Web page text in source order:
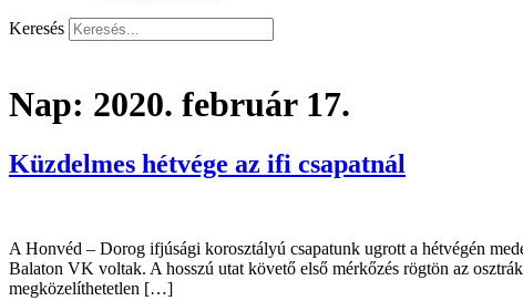
Keresés
Nap: 2020. február 17.
Küzdelmes hétvége az ifi csapatnál
A Honvéd – Dorog ifjúsági korosztályú csapatunk ugrott a hétvégén
Balaton VK voltak. A hosszú utat követő első mérkőzés rögtön az
megközelíthetetlen […]